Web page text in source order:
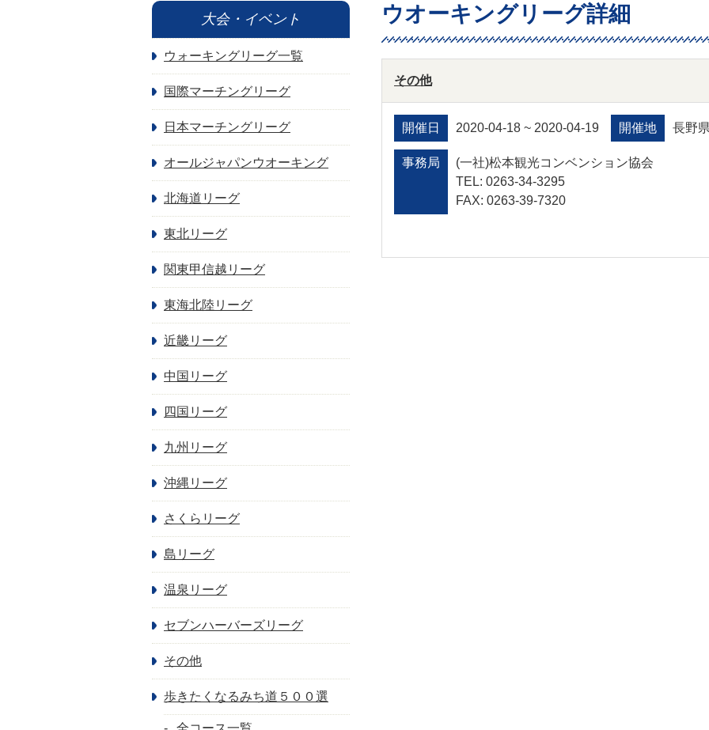
ウオーキングリーグ詳細
その他
開催日 2020-04-18 ~ 2020-04-19 開催地 長野県
事務局
(一社)松本観光コンベンション協会
TEL: 0263-34-3295
FAX: 0263-39-7320
大会・イベント
ウォーキングリーグ一覧
国際マーチングリーグ
日本マーチングリーグ
オールジャパンウオーキング
北海道リーグ
東北リーグ
関東甲信越リーグ
東海北陸リーグ
近畿リーグ
中国リーグ
四国リーグ
九州リーグ
沖縄リーグ
さくらリーグ
島リーグ
温泉リーグ
セブンハーバーズリーグ
その他
歩きたくなるみち道５００選